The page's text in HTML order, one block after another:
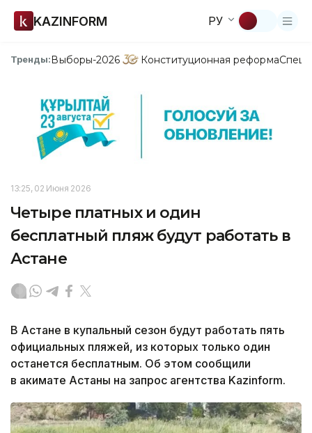
KAZINFORM РУ
Тренды:Выборы-2026 Конституционная реформа
13:25, 02 Июня 2026
Четыре платных и один
бесплатный пляж будут работать в
Астане
В Астане в купальный сезон будут работать пять
официальных пляжей, из которых только один
останется бесплатным. Об этом сообщили
в акимате Астаны на запрос агентства Kazinform.